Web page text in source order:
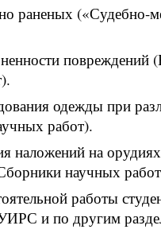
раненых («Судебно-
повреждений
одежды при
работ).
наложений на
научных
работы
и по другим